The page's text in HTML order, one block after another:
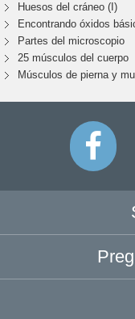
Huesos del cráneo (I)
Encontrando óxidos
Partes del microscopio
25 músculos del cuerpo
Músculos de pierna y